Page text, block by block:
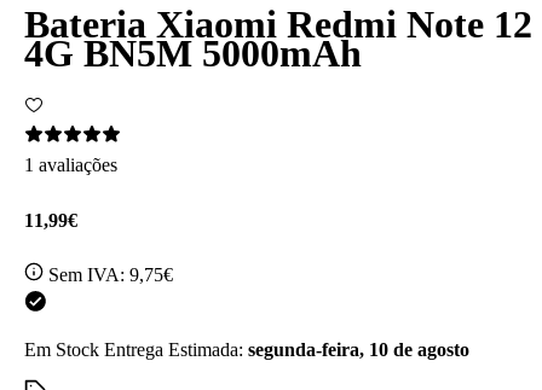
Bateria Xiaomi Redmi Note 12
4G BN5M 5000mAh
1 avaliações
11,99€
Sem IVA: 9,75€
Em Stock Entrega Estimada: segunda-feira, 10 de agosto